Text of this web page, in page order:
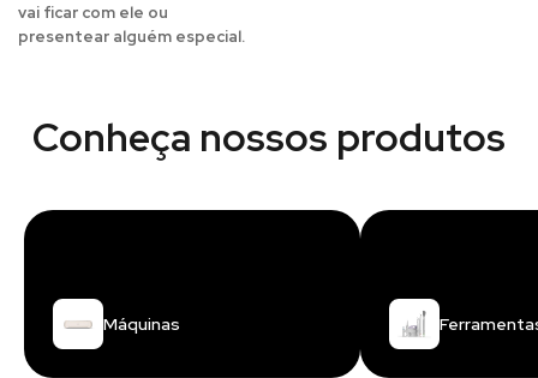
vai ficar com ele ou
presentear alguém especial.
Conheça nossos produtos
Máquinas